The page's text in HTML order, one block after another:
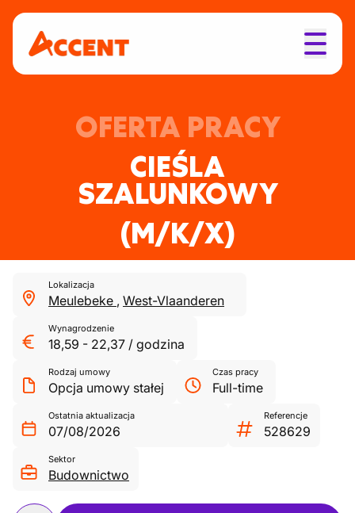
OFERTA PRACY
CIEŚLA
SZALUNKOWY
(M/K/X)
Lokalizacja
Meulebeke , West-Vlaanderen
Wynagrodzenie
18,59 - 22,37 / godzina
Rodzaj umowy
Opcja umowy stałej
Czas pracy
Full-time
Ostatnia aktualizacja
07/08/2026
Referencje
528629
Sektor
Budownictwo